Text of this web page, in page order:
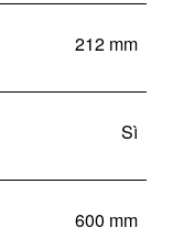
212 mm
Sì
600 mm